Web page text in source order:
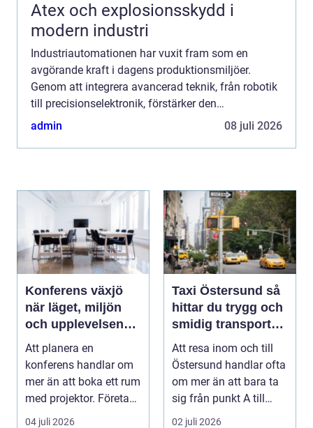
Atex och explosionsskydd i
modern industri
Industriautomationen har vuxit fram som en
avgörande kraft i dagens produktionsmiljöer.
Genom att integrera avancerad teknik, från robotik
till precisionselektronik, förstärker den
effektiviteten, säkerheten och kvalite...
admin 08 juli 2026
Konferens växjö
när läget, miljön
och upplevelsen
gör skillnad
Att planera en
konferens handlar om
mer än att boka ett rum
med projektor. Företag
letar efter plats...
04 juli 2026
Taxi Östersund så
hittar du trygg och
smidig transport
året runt
Att resa inom och till
Östersund handlar ofta
om mer än att bara ta
sig från punkt A till
punkt B. M...
02 juli 2026